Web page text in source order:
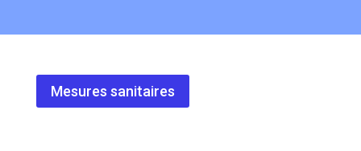
Mesures sanitaires